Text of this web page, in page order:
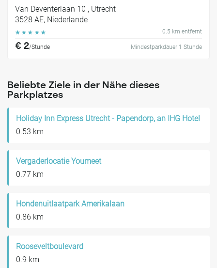
Van Deventerlaan 10 , Utrecht
3528 AE, Niederlande
☆ ☆ ☆ ☆ ☆ 0.5 km entfernt
€ 2/Stunde Mindestparkdauer 1 Stunde
Beliebte Ziele in der Nähe dieses
Parkplatzes
Holiday Inn Express Utrecht - Papendorp, an IHG Hotel
0.53 km
Vergaderlocatie Youmeet
0.77 km
Hondenuitlaatpark Amerikalaan
0.86 km
Rooseveltboulevard
0.9 km